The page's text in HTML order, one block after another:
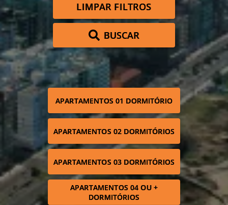
LIMPAR FILTROS
BUSCAR
APARTAMENTOS 01 DORMITÓRIO
APARTAMENTOS 02 DORMITÓRIOS
APARTAMENTOS 03 DORMITÓRIOS
APARTAMENTOS 04 OU +
DORMITÓRIOS